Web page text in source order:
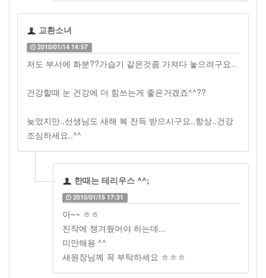
교환소녀
2010/01/14 14:57
저도 부서에 화분??가습기 같은것좀 가져다 놓으려구요..
건강할때 눈 건강에 더 힘쓰는게 좋은거겠죠^^??
늦었지만..선생님도 새해 복 잔득 받으시구요..항상..건강
조심하세요..^^
한때는 테리우스 ^^;
2010/01/15 17:31
아~~ ㅎㅎ
진작에 챙겨줬어야 하는데...
미안해용 ^^
새원장님께 꼭 부탁하세요 ㅎㅎㅎ